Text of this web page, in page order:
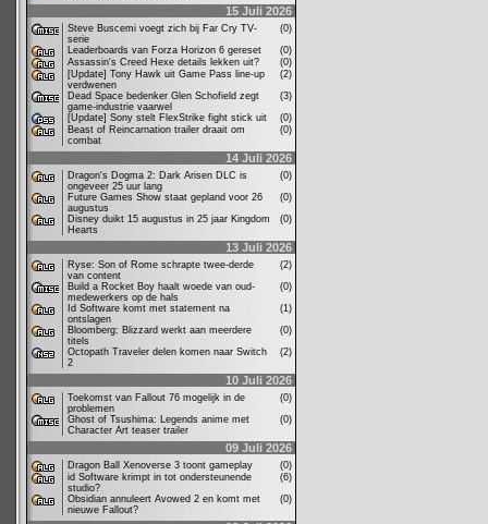
15 Juli 2026
Steve Buscemi voegt zich bij Far Cry TV-
serie
(0)
Leaderboards van Forza Horizon 6 gereset
(0)
Assassin's Creed Hexe details lekken uit?
(0)
[Update] Tony Hawk uit Game Pass line-up
verdwenen
(2)
Dead Space bedenker Glen Schofield zegt
game-industrie vaarwel
(3)
[Update] Sony stelt FlexStrike fight stick uit
(0)
Beast of Reincarnation trailer draait om
combat
(0)
14 Juli 2026
Dragon's Dogma 2: Dark Arisen DLC is
ongeveer 25 uur lang
(0)
Future Games Show staat gepland voor 26
augustus
(0)
Disney duikt 15 augustus in 25 jaar Kingdom
Hearts
(0)
13 Juli 2026
Ryse: Son of Rome schrapte twee-derde
van content
(2)
Build a Rocket Boy haalt woede van oud-
medewerkers op de hals
(0)
Id Software komt met statement na
ontslagen
(1)
Bloomberg: Blizzard werkt aan meerdere
titels
(0)
Octopath Traveler delen komen naar Switch
2
(2)
10 Juli 2026
Toekomst van Fallout 76 mogelijk in de
problemen
(0)
Ghost of Tsushima: Legends anime met
Character Art teaser trailer
(0)
09 Juli 2026
Dragon Ball Xenoverse 3 toont gameplay
(0)
id Software krimpt in tot ondersteunende
studio?
(6)
Obsidian annuleert Avowed 2 en komt met
nieuwe Fallout?
(0)